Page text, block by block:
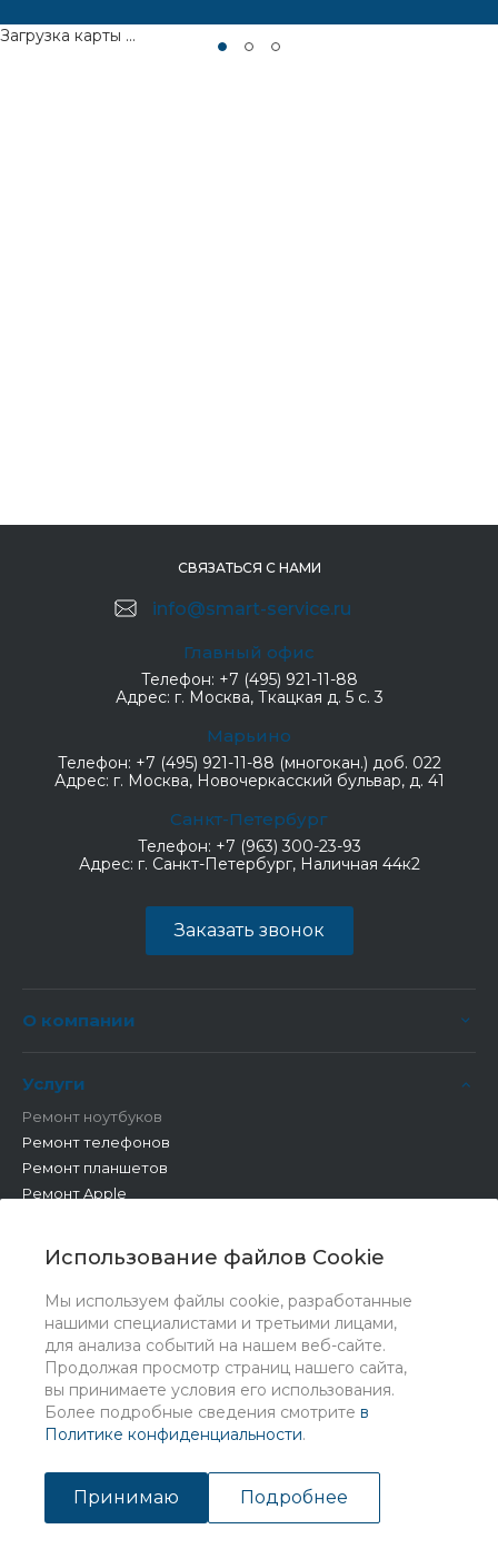
Использование файлов Cookie
Мы используем файлы cookie, разработанные
нашими специалистами и третьими лицами,
для анализа событий на нашем веб-сайте.
Продолжая просмотр страниц нашего сайта,
вы принимаете условия его использования.
Более подробные сведения смотрите в
Политике конфиденциальности.
Принимаю Подробнее
Загрузка карты ...
СВЯЗАТЬСЯ С НАМИ
info@smart-service.ru
Главный офис
Телефон: +7 (495) 921-11-88
Адрес: г. Москва, Ткацкая д. 5 с. 3
Марьино
Телефон: +7 (495) 921-11-88 (многокан.) доб. 022
Адрес: г. Москва, Новочеркасский бульвар, д. 41
Санкт-Петербург
Телефон: +7 (963) 300-23-93
Адрес: г. Санкт-Петербург, Наличная 44к2
Заказать звонок
О компании
Услуги
Ремонт ноутбуков
Ремонт телефонов
Ремонт планшетов
Ремонт Apple